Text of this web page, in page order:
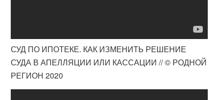
СУД ПО ИПОТЕКЕ. КАК ИЗМЕНИТЬ РЕШЕНИЕ
СУДА В АПЕЛЛЯЦИИ ИЛИ КАССАЦИИ // © РОДНОЙ
РЕГИОН 2020